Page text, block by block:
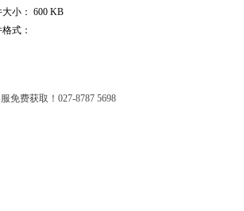
大小： 600 KB
式：
免费获取！027-8787 5698